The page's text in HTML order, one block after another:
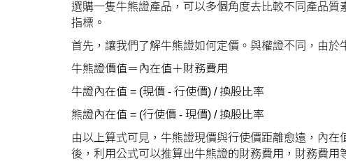
選購一隻牛熊證產品，可以多個角度去比較不同產品
指標。
首先，讓我們了解牛熊證如何定價。與權證不同，由
牛熊證價值＝內在值＋財務費用
牛證內在值 = (現價 - 行使價) / 換股比率
熊證內在值 = (行使價 - 現價) / 換股比率
由以上算式可見，牛熊證現價與行使價距離愈遠，內
後，利用公式可以推算出牛熊證的財務費用，財務費用